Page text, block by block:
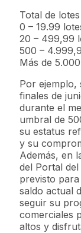
Total de
0 – 19.99
20 – 499,99
500 –
Más de
Por ejemplo,
finales de
durante el
umbral de
su estatus
y su
Además, en
del Portal
previsto
saldo actual
seguir su
comerciales
altos y